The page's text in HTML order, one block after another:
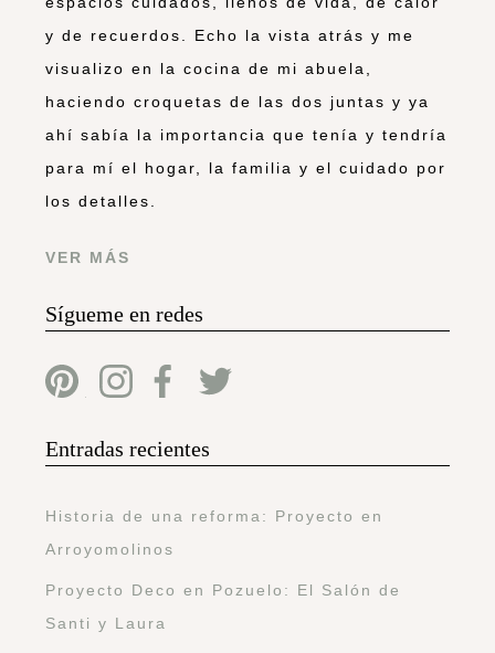
y de recuerdos. Echo la vista atrás y me
visualizo en la cocina de mi abuela,
haciendo croquetas de las dos juntas y ya
ahí sabía la importancia que tenía y tendría
para mí el hogar, la familia y el cuidado por
los detalles.
VER MÁS
Sígueme en redes
Entradas recientes
Historia de una reforma: Proyecto en
Arroyomolinos
Proyecto Deco en Pozuelo: El Salón de
Santi y Laura